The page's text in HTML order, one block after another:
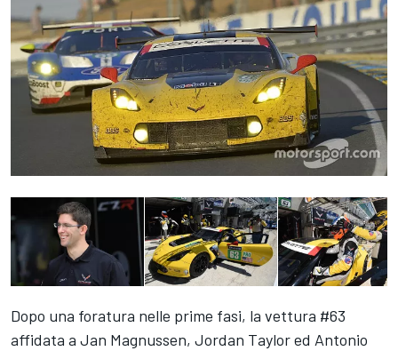
Dopo una foratura nelle prime fasi, la vettura #63
affidata a Jan Magnussen, Jordan Taylor ed Antonio